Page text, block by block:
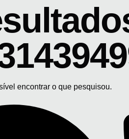
encontrar o que pesquisou.